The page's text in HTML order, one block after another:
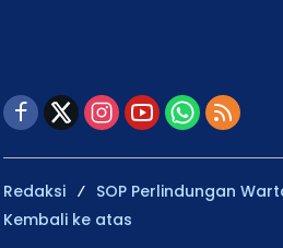
Redaksi SOP Perlindungan
Kembali ke atas